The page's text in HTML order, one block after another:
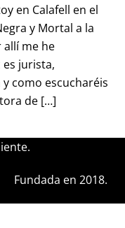
en Calafell en el
y Mortal a la
allí me he
es jurista,
como escucharéis
de […]
Fundada en 2018.